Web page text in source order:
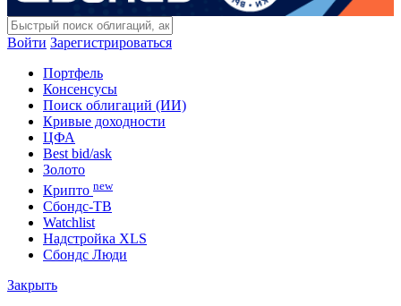
Войти Зарегистрироваться
Портфель
Консенсусы
Поиск облигаций (ИИ)
Кривые доходности
ЦФА
Best bid/ask
Золото
Крипто new
Сбондс-ТВ
Watchlist
Надстройка XLS
Сбондс Люди
Закрыть